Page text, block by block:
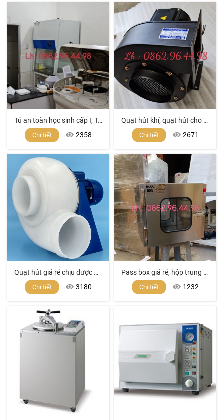
Tủ an toàn học sinh cấp I, Tủ an toàn cấp I
Chi tiết 2358
Quạt hút khí, quạt hút cho tủ hút khí độc
Chi tiết 2671
Quạt hút giá rẻ chịu được Acid, dung môi, hóa chất mạnh dùng cho tủ hút khí độc, phòng Lab
Chi tiết 3180
Pass box giá rẻ, hộp trung chuyển, cửa đưa hàng phòng sạch, thiết bị phòng sạch, thiết bị phòng vi sinh, cách ly phòng sạch, Pass box giá tốt
Chi tiết 1232